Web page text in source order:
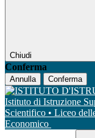
Chiudi
Conferma
Annulla Conferma
Istituto di Istruzione
Scientifico • Liceo
Economico